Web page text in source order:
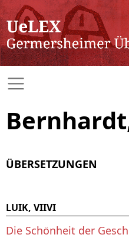
ÜBERSETZUNGEN
LUIK, VIIVI
Die Schönheit der